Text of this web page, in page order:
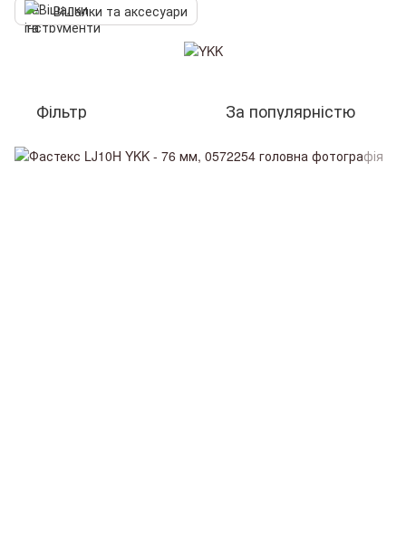
Вішалки та аксесуари
Фільтр За популярністю